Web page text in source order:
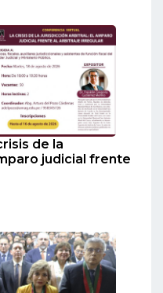
de la
judicial frente